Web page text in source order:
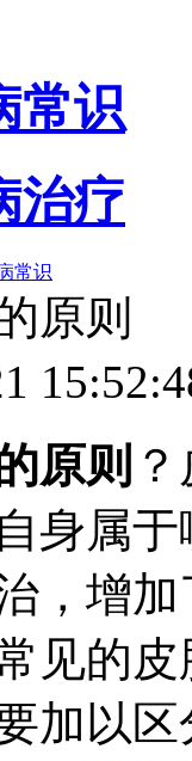
常识
治疗
常识
原则
原则
身属
，增
见的
加以